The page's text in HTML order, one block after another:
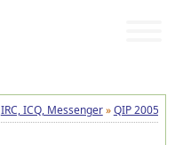
IRC, ICQ, Messenger»QIP 2005